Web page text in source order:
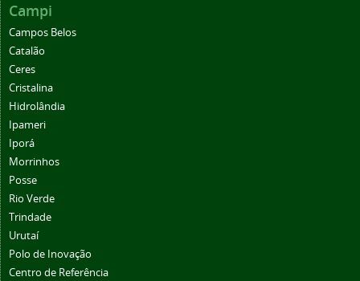
Campi
Campos Belos
Catalão
Ceres
Cristalina
Hidrolândia
Ipameri
Iporá
Morrinhos
Posse
Rio Verde
Trindade
Urutaí
Polo de Inovação
Centro de Referência